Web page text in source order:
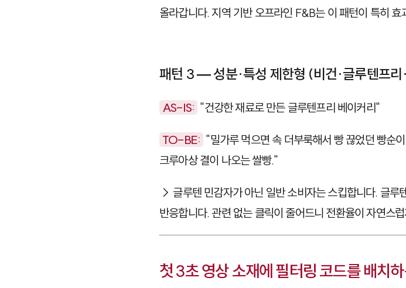
올라갑니다. 지역 기반 오프라인 F&B는 이 패턴이 특히 효
패턴 3 — 성분·특성 제한형 (비건·글루텐프리
AS-IS: "건강한 재료로 만든 글루텐프리 베이커리"
TO-BE: "밀가루 먹으면 속 더부룩해서 빵 끊었던 빵순
크루아상 결이 나오는 쌀빵."
→ 글루텐 민감자가 아닌 일반 소비자는 스킵합니다. 글
반응합니다. 관련 없는 클릭이 줄어드니 전환율이 자연스
첫 3초 영상 소재에 필터링 코드를 배치